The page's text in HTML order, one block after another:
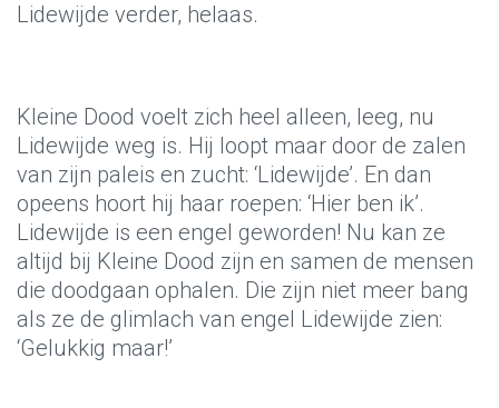
Lidewijde verder, helaas.
Kleine Dood voelt zich heel alleen, leeg, nu
Lidewijde weg is. Hij loopt maar door de zalen
van zijn paleis en zucht: ‘Lidewijde’. En dan
opeens hoort hij haar roepen: ‘Hier ben ik’.
Lidewijde is een engel geworden! Nu kan ze
altijd bij Kleine Dood zijn en samen de mensen
die doodgaan ophalen. Die zijn niet meer bang
als ze de glimlach van engel Lidewijde zien:
‘Gelukkig maar!’